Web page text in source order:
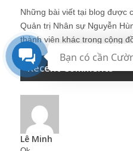
Những bài viết tại blog được
Quản trị Nhân sự Nguyễn
thành viên khác trong cộng
Recent Comments
Lê Minh
Bạn có cần